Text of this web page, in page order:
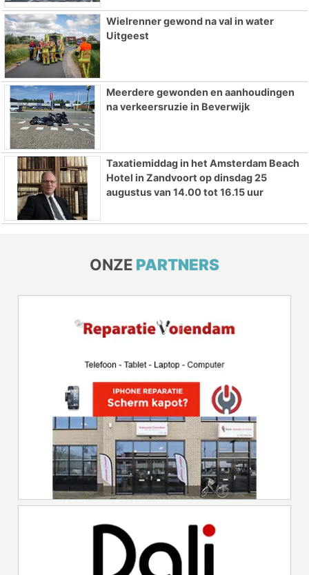
Wielrenner gewond na val in water
Uitgeest
Meerdere gewonden en aanhoudingen
na verkeersruzie in Beverwijk
Taxatiemiddag in het Amsterdam Beach
Hotel in Zandvoort op dinsdag 25
augustus van 14.00 tot 16.15 uur
ONZE PARTNERS